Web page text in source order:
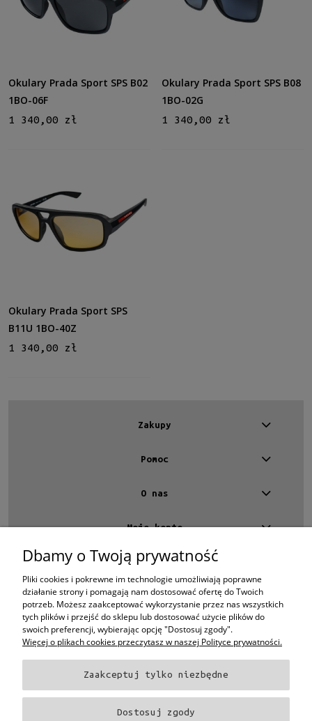
Okulary Prada Sport SPS B02
1BO-06F
1 340,00 zł
Okulary Prada Sport SPS B08
1BO-02G
1 340,00 zł
Okulary Prada Sport SPS
B11U 1BO-40Z
1 340,00 zł
Zakupy
Pomoc
O nas
Moje konto
Kontakt
4 EYES OPTYKA -
optyk Warszawa
ul.Chmielna 4
00-020 Warszawa
woj. mazowieckie
+48 696 015 670
sklep@4eyes.pl
Oprawki i okulary Ray-BanOprawki i okulary PersolOprawki i okulary Polo
Oprawki i okulary Tom Ford Oprawki i okulary Miu Miu
Dbamy o Twoją prywatność
Pliki cookies i pokrewne im technologie umożliwiają poprawne
działanie strony i pomagają nam dostosować ofertę do Twoich
potrzeb. Możesz zaakceptować wykorzystanie przez nas wszystkich
tych plików i przejść do sklepu lub dostosować użycie plików do
swoich preferencji, wybierając opcję "Dostosuj zgody".
Więcej o plikach cookies przeczytasz w naszej Polityce prywatności.
Zaakceptuj tylko niezbędne
Dostosuj zgody